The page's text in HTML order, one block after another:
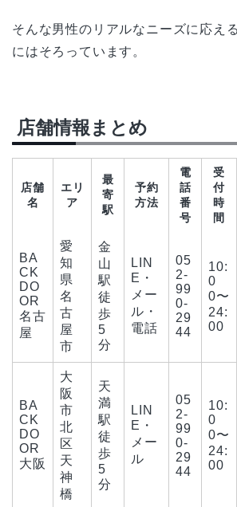
そんな男性のリアルなニーズに応え
にはそろっています。
店舗情報まとめ
店舗
名
エリ
ア
最
寄
駅
予約
方法
電
話
番
号
受
付
時
間
BA
CK
DO
OR
名古
屋
愛
知
県
名
古
屋
市
金
山
駅
徒
歩
5
分
LIN
E・
メー
ル・
電話
05
2-
99
0-
29
44
10:
0
0〜
24:
00
BA
CK
DO
OR
大阪
大
阪
市
北
区
天
神
橋
天
満
駅
徒
歩
5
分
LIN
E・
メー
ル
05
2-
99
0-
29
44
10:
0
0〜
24:
00